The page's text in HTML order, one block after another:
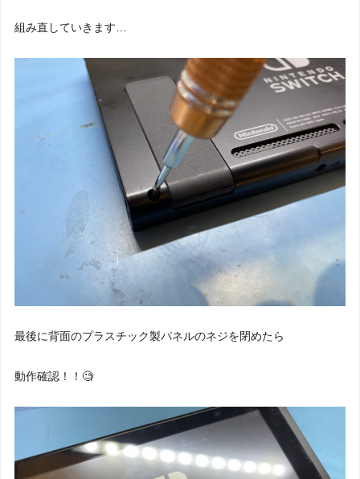
組み直していきます…
最後に背面のプラスチック製パネルのネジを閉めたら
動作確認！！🧐